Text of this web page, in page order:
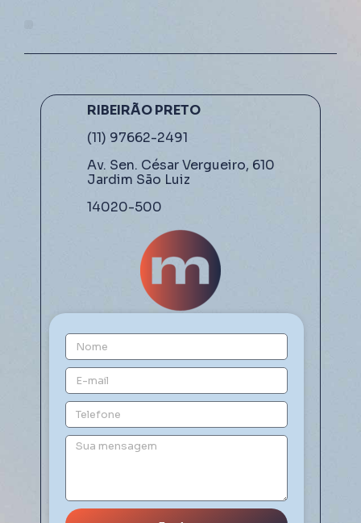
RIBEIRÃO PRETO
(11) 97662-2491
Av. Sen. César Vergueiro, 610
Jardim São Luiz
14020-500